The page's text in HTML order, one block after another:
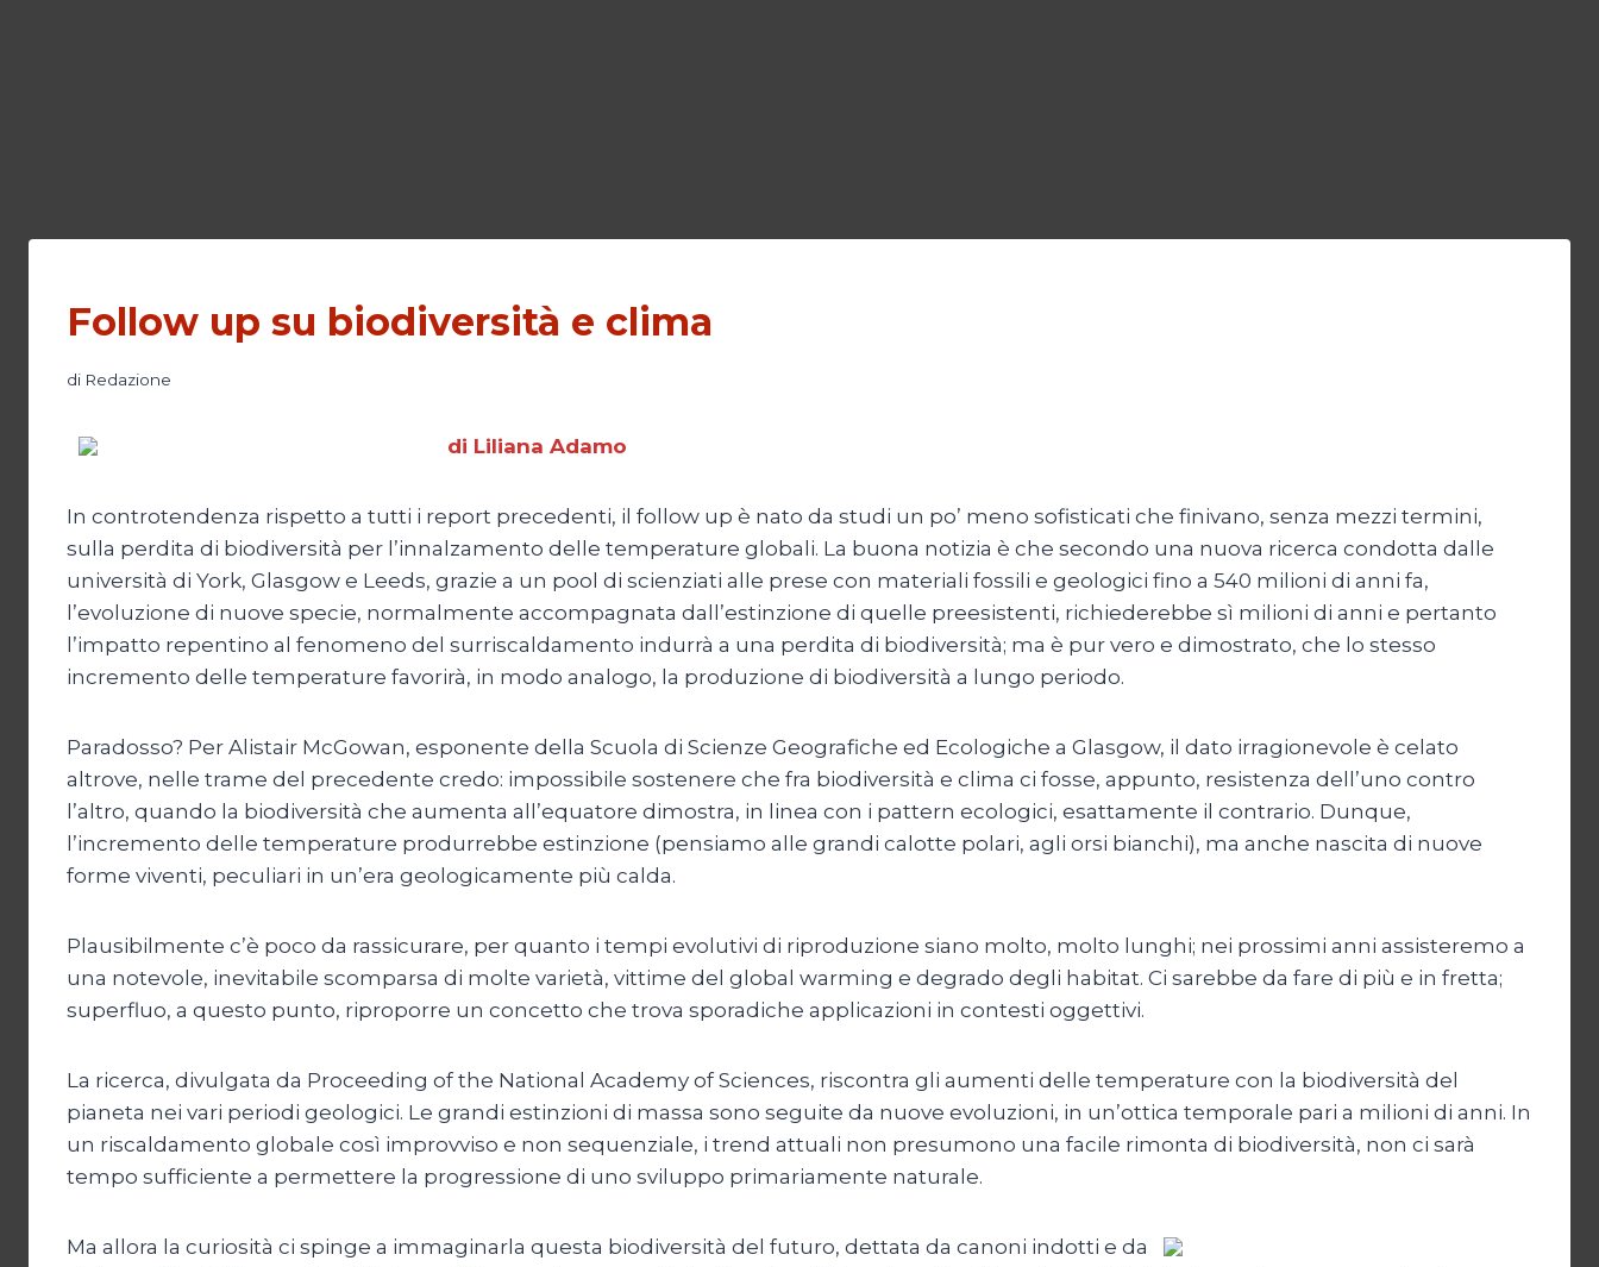
Follow up su biodiversità e clima
di Redazione
di Liliana Adamo
In controtendenza rispetto a tutti i report precedenti, il follow up è nato da studi un po’ meno sofisticati che finivano, senza mezzi termini,
sulla perdita di biodiversità per l’innalzamento delle temperature globali. La buona notizia è che secondo una nuova ricerca condotta dalle
università di York, Glasgow e Leeds, grazie a un pool di scienziati alle prese con materiali fossili e geologici fino a 540 milioni di anni fa,
l’evoluzione di nuove specie, normalmente accompagnata dall’estinzione di quelle preesistenti, richiederebbe sì milioni di anni e pertanto
l’impatto repentino al fenomeno del surriscaldamento indurrà a una perdita di biodiversità; ma è pur vero e dimostrato, che lo stesso
incremento delle temperature favorirà, in modo analogo, la produzione di biodiversità a lungo periodo.
Paradosso? Per Alistair McGowan, esponente della Scuola di Scienze Geografiche ed Ecologiche a Glasgow, il dato irragionevole è celato
altrove, nelle trame del precedente credo: impossibile sostenere che fra biodiversità e clima ci fosse, appunto, resistenza dell’uno contro
l’altro, quando la biodiversità che aumenta all’equatore dimostra, in linea con i pattern ecologici, esattamente il contrario. Dunque,
l’incremento delle temperature produrrebbe estinzione (pensiamo alle grandi calotte polari, agli orsi bianchi), ma anche nascita di nuove
forme viventi, peculiari in un’era geologicamente più calda.
Plausibilmente c’è poco da rassicurare, per quanto i tempi evolutivi di riproduzione siano molto, molto lunghi; nei prossimi anni assisteremo a
una notevole, inevitabile scomparsa di molte varietà, vittime del global warming e degrado degli habitat. Ci sarebbe da fare di più e in fretta;
superfluo, a questo punto, riproporre un concetto che trova sporadiche applicazioni in contesti oggettivi.
La ricerca, divulgata da Proceeding of the National Academy of Sciences, riscontra gli aumenti delle temperature con la biodiversità del
pianeta nei vari periodi geologici. Le grandi estinzioni di massa sono seguite da nuove evoluzioni, in un’ottica temporale pari a milioni di anni. In
un riscaldamento globale così improvviso e non sequenziale, i trend attuali non presumono una facile rimonta di biodiversità, non ci sarà
tempo sufficiente a permettere la progressione di uno sviluppo primariamente naturale.
Ma allora la curiosità ci spinge a immaginarla questa biodiversità del futuro, dettata da canoni indotti e da